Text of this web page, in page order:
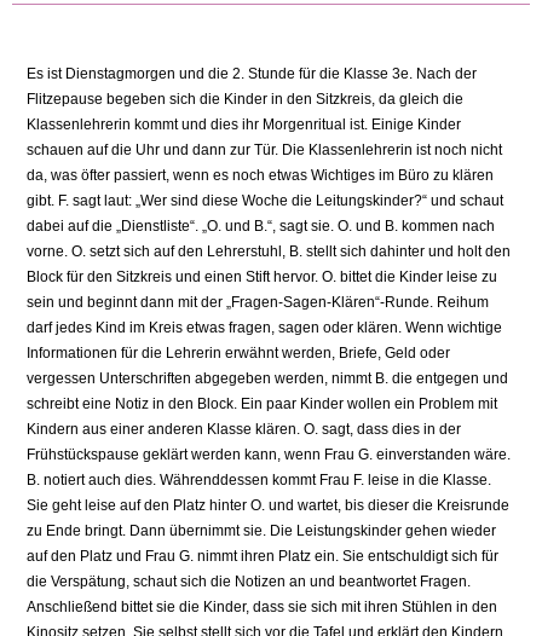
Es ist Dienstagmorgen und die 2. Stunde für die Klasse 3e. Nach der
Flitzepause begeben sich die Kinder in den Sitzkreis, da gleich die
Klassenlehrerin kommt und dies ihr Morgenritual ist. Einige Kinder
schauen auf die Uhr und dann zur Tür. Die Klassenlehrerin ist noch nicht
da, was öfter passiert, wenn es noch etwas Wichtiges im Büro zu klären
gibt. F. sagt laut: „Wer sind diese Woche die Leitungskinder?“ und schaut
dabei auf die „Dienstliste“. „O. und B.“, sagt sie. O. und B. kommen nach
vorne. O. setzt sich auf den Lehrerstuhl, B. stellt sich dahinter und holt den
Block für den Sitzkreis und einen Stift hervor. O. bittet die Kinder leise zu
sein und beginnt dann mit der „Fragen-Sagen-Klären“-Runde. Reihum
darf jedes Kind im Kreis etwas fragen, sagen oder klären. Wenn wichtige
Informationen für die Lehrerin erwähnt werden, Briefe, Geld oder
vergessen Unterschriften abgegeben werden, nimmt B. die entgegen und
schreibt eine Notiz in den Block. Ein paar Kinder wollen ein Problem mit
Kindern aus einer anderen Klasse klären. O. sagt, dass dies in der
Frühstückspause geklärt werden kann, wenn Frau G. einverstanden wäre.
B. notiert auch dies. Währenddessen kommt Frau F. leise in die Klasse.
Sie geht leise auf den Platz hinter O. und wartet, bis dieser die Kreisrunde
zu Ende bringt. Dann übernimmt sie. Die Leistungskinder gehen wieder
auf den Platz und Frau G. nimmt ihren Platz ein. Sie entschuldigt sich für
die Verspätung, schaut sich die Notizen an und beantwortet Fragen.
Anschließend bittet sie die Kinder, dass sie sich mit ihren Stühlen in den
Kinositz setzen. Sie selbst stellt sich vor die Tafel und erklärt den Kindern